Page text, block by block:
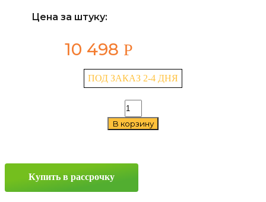
Цена за штуку:
10 498 Р
ПОД ЗАКАЗ 2-4 ДНЯ
Количество
товара
Khomen
7x17
ET40
В корзину
Купить в рассрочку